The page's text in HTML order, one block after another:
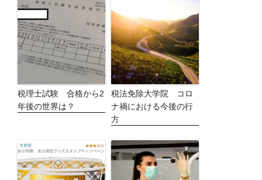
税理士試験 合格から2
年後の世界は？
税法免除大学院 コロ
ナ禍における今後の行
方